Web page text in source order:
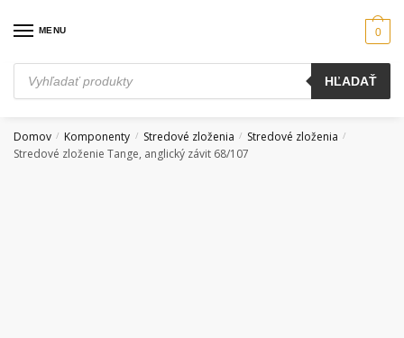
MENU
Products
search
HĽADAŤ
0
Domov / Komponenty / Stredové zloženia / Stredové zloženia /
Stredové zloženie Tange, anglický závit 68/107